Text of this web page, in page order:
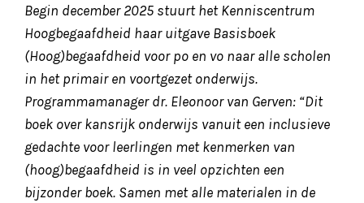
Begin december 2025 stuurt het Kenniscentrum
Hoogbegaafdheid haar uitgave Basisboek
(Hoog)begaafdheid voor po en vo naar alle scholen
in het primair en voortgezet onderwijs.
Programmamanager dr. Eleonoor van Gerven: “Dit
boek over kansrijk onderwijs vanuit een inclusieve
gedachte voor leerlingen met kenmerken van
(hoog)begaafdheid is in veel opzichten een
bijzonder boek. Samen met alle materialen in de